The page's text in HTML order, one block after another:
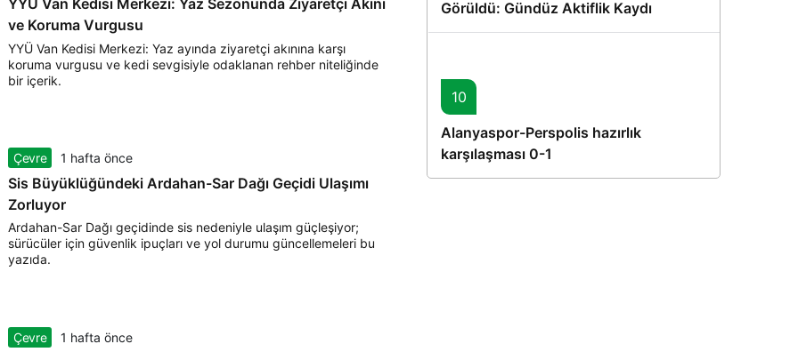
YYÜ Van Kedisi Merkezi: Yaz Sezonunda Ziyaretçi Akını
ve Koruma Vurgusu
YYÜ Van Kedisi Merkezi: Yaz ayında ziyaretçi akınına karşı
koruma vurgusu ve kedi sevgisiyle odaklanan rehber niteliğinde
bir içerik.
Çevre 1 hafta önce
Sis Büyüklüğündeki Ardahan-Sar Dağı Geçidi Ulaşımı
Zorluyor
Ardahan-Sar Dağı geçidinde sis nedeniyle ulaşım güçleşiyor;
sürücüler için güvenlik ipuçları ve yol durumu güncellemeleri bu
yazıda.
Çevre 1 hafta önce
Görüldü: Gündüz Aktiflik Kaydı
10
Alanyaspor-Perspolis hazırlık
karşılaşması 0-1